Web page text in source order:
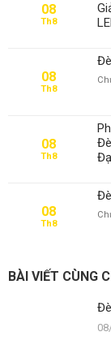
08
Th8
08
Th8
08
Th8
08
Th8
BÀI VIẾT CÙNG